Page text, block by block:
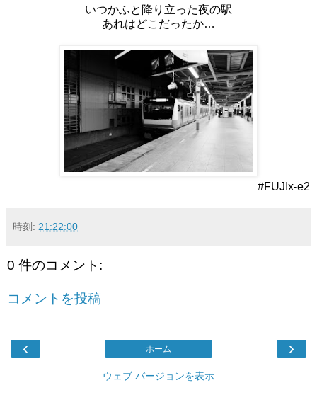
いつかふと降り立った夜の駅
あれはどこだったか…
#FUJIx-e2
時刻: 21:22:00
0 件のコメント:
コメントを投稿
‹ ›
ホーム
ウェブ バージョンを表示